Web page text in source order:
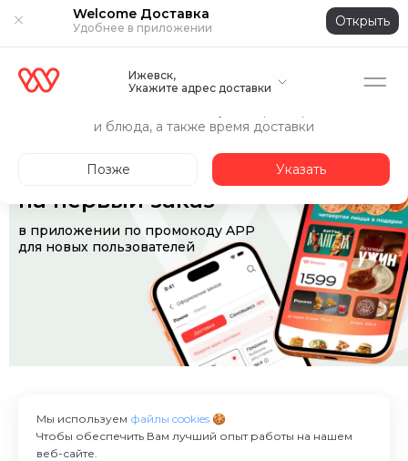
Welcome Доставка
Удобнее в приложении Открыть
Ижевск,
Укажите адрес доставки
Скидка 10%
на первый заказ
в приложении по промокоду APP
для новых пользователей
Мы используем файлы cookies 🍪
Чтобы обеспечить Вам лучший опыт работы на нашем
веб-сайте.
Укажите адрес
и блюда, а также время доставки
Позже Указать